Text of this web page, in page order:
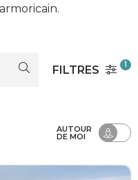
FILTRES 1
AUTOUR
DE MOI